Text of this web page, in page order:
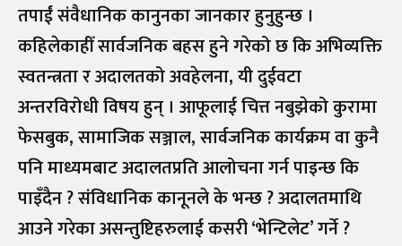
तपाईं संवैधानिक कानुनका जानकार हुनुहुन्छ ।
कहिलेकाहीँ सार्वजनिक बहस हुने गरेको छ कि अभिव्यक्ति
स्वतन्त्रता र अदालतको अवहेलना, यी दुईवटा
अन्तरविरोधी विषय हुन् । आफूलाई चित्त नबुझेको कुरामा
फेसबुक, सामाजिक सञ्जाल, सार्वजनिक कार्यक्रम वा कुनै
पनि माध्यमबाट अदालतप्रति आलोचना गर्न पाइन्छ कि
पाइँदैन ? संविधानिक कानूनले के भन्छ ? अदालतमाथि
आउने गरेका असन्तुष्टिहरुलाई कसरी ‘भेन्टिलेट’ गर्ने ?